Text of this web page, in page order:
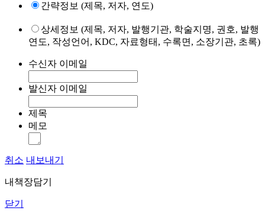
간략정보 (제목, 저자, 연도)
상세정보 (제목, 저자, 발행기관, 학술지명, 권호, 발행
연도, 작성언어, KDC, 자료형태, 수록면, 소장기관, 초록)
수신자 이메일
발신자 이메일
제목
메모
취소 내보내기
내책장담기
닫기